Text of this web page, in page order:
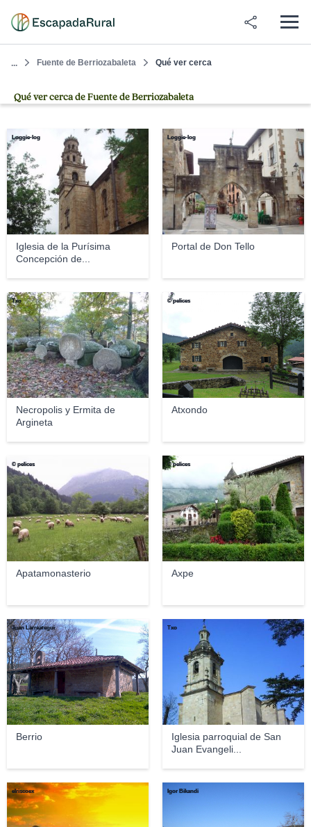
... Fuente de Berriozabaleta Qué ver cerca
Qué ver cerca de Fuente de Berriozabaleta
Iglesia de la Purísima
Concepción de...
Loggie-log
Portal de Don Tello
Loggie-log
Necropolis y Ermita de
Argineta
Txo
Atxondo
© pelices
Apatamonasterio
© pelices
Axpe
© pelices
Berrio
Juan Larreategui
Iglesia parroquial de San
Juan Evangeli...
Txo
elriscoex Igor Bikandi